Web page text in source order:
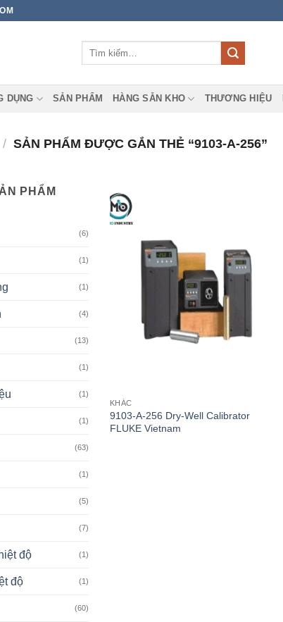
DỤNG SẢN PHẨM HÀNG SẴN KHO THƯƠNG HIỆU
/ SẢN PHẨM ĐƯỢC GẮN THẺ “9103-A-256”
PHẨM
(6)
(1)
(1)
(4)
(13)
(1)
(1)
(1)
(63)
(1)
(5)
(7)
độ (1)
độ (1)
(60)
KHÁC
9103-A-256 Dry-Well Calibrator
FLUKE Vietnam